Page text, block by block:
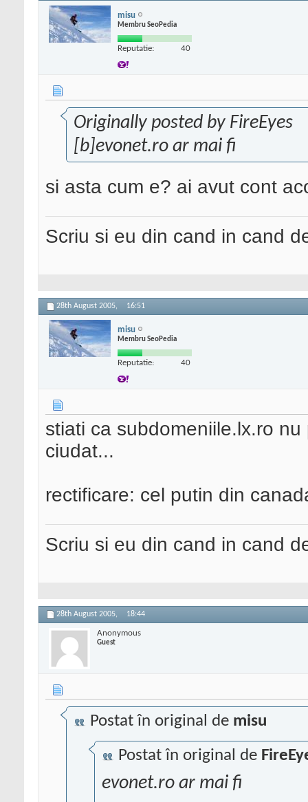
misu
Membru SeoPedia
Reputatie: 40
Originally posted by FireEyes
[b]evonet.ro ar mai fi
si asta cum e? ai avut cont
Scriu si eu din cand in cand
28th August 2005, 16:51
misu
Membru SeoPedia
Reputatie: 40
stiati ca subdomeniile.lx.ro
ciudat...
rectificare: cel putin din
Scriu si eu din cand in cand
28th August 2005, 18:44
Anonymous
Guest
Postat în original de misu
Postat în original de
evonet.ro ar mai fi